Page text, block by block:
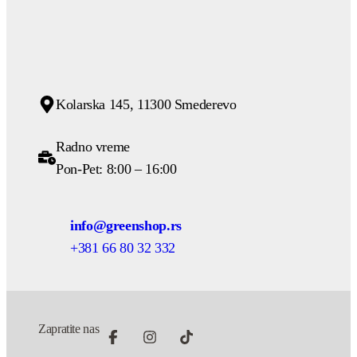
Kolarska 145, 11300 Smederevo
Radno vreme
Pon-Pet: 8:00 – 16:00
info@greenshop.rs
+381 66 80 32 332
Zapratite nas